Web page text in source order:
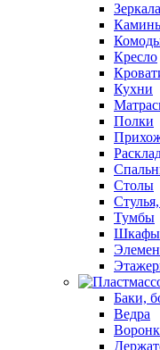
Кресло
Кухни
Полки
Столы
Тумбы
Шкафы
Баки,
Ведра